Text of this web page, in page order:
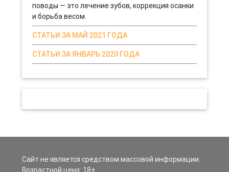
поводы — это лечение зубов, коррекция осанки
и борьба весом.
СТАТЬИ ЗА МАЙ 2021 ГОДА
СТАТЬИ ЗА ЯНВАРЬ 2020 ГОДА
Сайт не является средством массовой информации.
Возрастной ценз: 18+